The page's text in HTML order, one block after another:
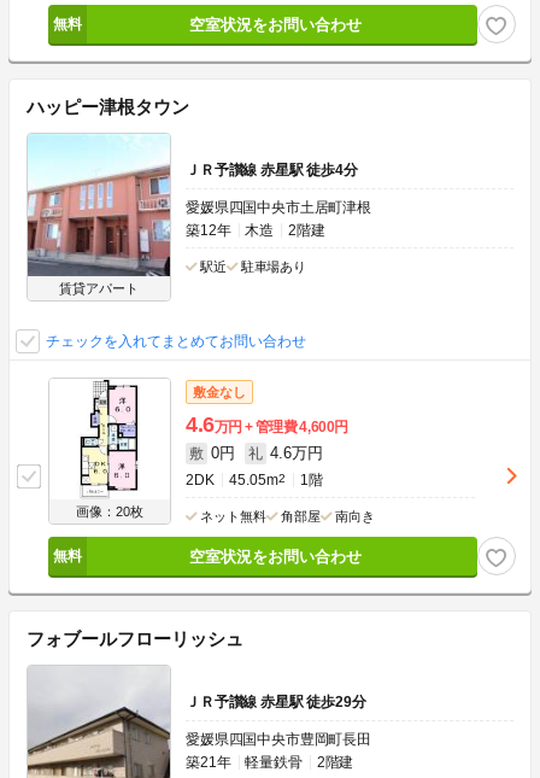
空室状況をお問い合わせ
ハッピー津根タウン
賃貸アパート
ＪＲ予讃線 赤星駅 徒歩4分
愛媛県四国中央市土居町津根
築12年
木造 2階建
駅近 駐車場あり
チェックを入れてまとめてお問い合わせ
画像：20枚
敷金なし
4.6万円 管理費4,600円
敷 0円 礼 4.6万円
2DK 45.05m2 1階
ネット無料 角部屋 南向き
空室状況をお問い合わせ
フォブールフローリッシュ
ＪＲ予讃線 赤星駅 徒歩29分
愛媛県四国中央市豊岡町長田
築21年
軽量鉄骨 2階建